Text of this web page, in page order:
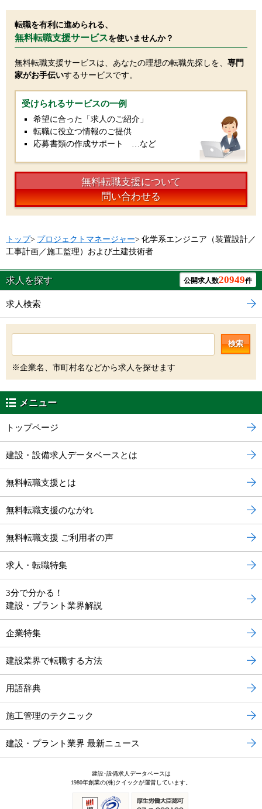
転職を有利に進められる、
無料転職支援サービスを使いませんか？
無料転職支援サービスは、あなたの理想の転職先探しを、 専門
家がお手伝いするサービスです。
受けられるサービスの一例
希望に合った「求人のご紹介」
転職に役立つ情報のご提供
応募書類の作成サポート …など
無料転職支援について
問い合わせる
トップ> プロジェクトマネージャー> 化学系エンジニア（装置設計／
工事計画／施工監理）および土建技術者
求人を探す 公開求人数20949件
求人検索
検索
※企業名、市町村名などから求人を探せます
メニュー
トップページ
建設・設備求人データベースとは
無料転職支援とは
無料転職支援のながれ
無料転職支援 ご利用者の声
求人・転職特集
3分で分かる！
建設・プラント業界解説
企業特集
建設業界で転職する方法
用語辞典
施工管理のテクニック
建設・プラント業界 最新ニュース
建設･設備求人データベースは
1980年創業の(株)クイックが運営しています。